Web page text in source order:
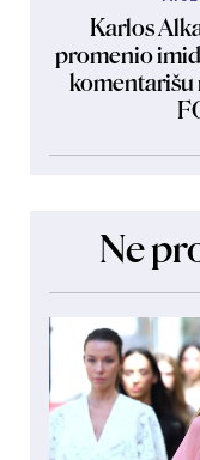
Karlos
promenio
komentarišu
Ne